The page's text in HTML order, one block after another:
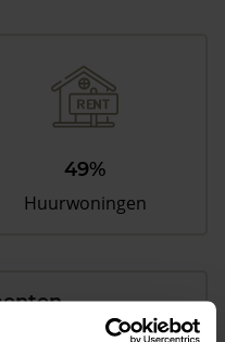
49%
Huurwoningen
woningen